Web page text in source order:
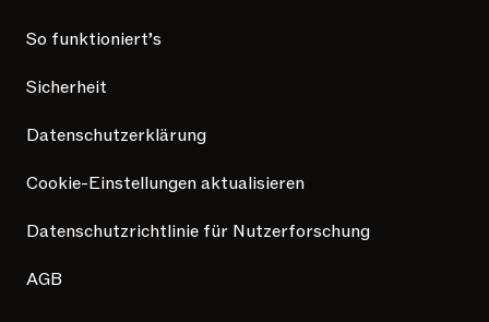
So funktioniert’s
Sicherheit
Datenschutzerklärung
Cookie-Einstellungen aktualisieren
Datenschutzrichtlinie für Nutzerforschung
AGB